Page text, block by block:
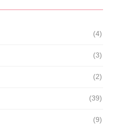
(4)
(3)
(2)
(39)
(9)